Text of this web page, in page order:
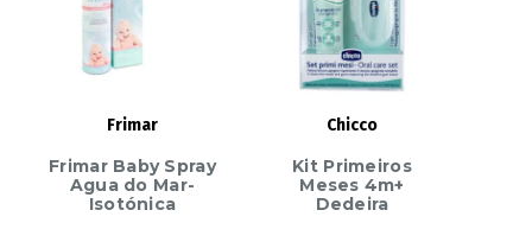
Transição
Frimar
Frimar Baby Spray
Agua do Mar-
Isotónica
Chicco
Kit Primeiros
Meses 4m+
Dedeira